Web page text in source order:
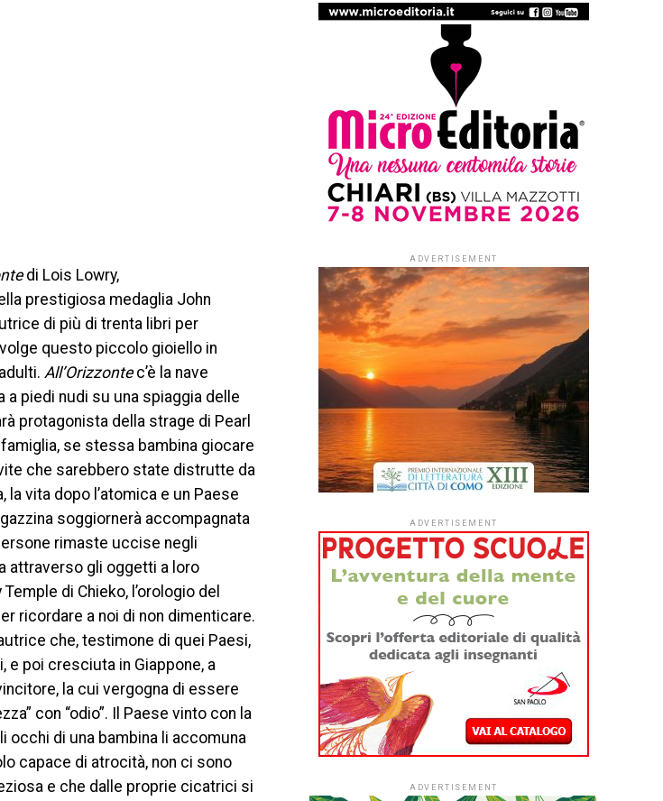
di Lois Lowry,
prestigiosa medaglia John
di più di trenta libri per
questo piccolo gioiello in
All’Orizzontec’è la nave
a piedi nudi su una spiaggia delle
protagonista della strage di Pearl
se stessa bambina giocare
che sarebbero state distrutte da
la vita dopo l’atomica e un Paese
soggiornerà accompagnata
rimaste uccise negli
attraverso gli oggetti a loro
di Chieko, l’orologio del
ricordare a noi di non dimenticare.
che, testimone di quei Paesi,
e poi cresciuta in Giappone, a
la cui vergogna di essere
con “odio”. Il Paese vinto con la
occhi di una bambina li accomuna
capace di atrocità, non ci sono
e che dalle proprie cicatrici si
ADVERTISEMENT
ADVERTISEMENT
ADVERTISEMENT